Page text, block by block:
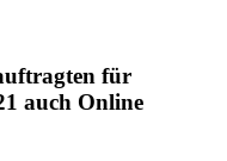
für
auch Online